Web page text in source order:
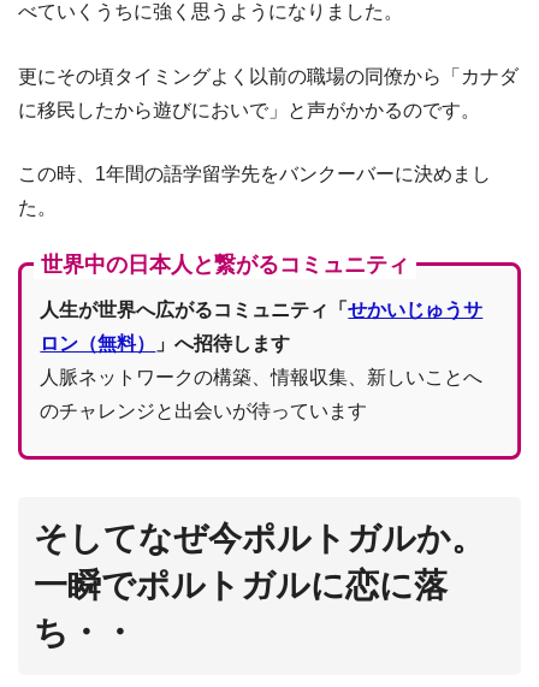
べていくうちに強く思うようになりました。
更にその頃タイミングよく以前の職場の同僚から「カナダ
に移民したから遊びにおいで」と声がかかるのです。
この時、1年間の語学留学先をバンクーバーに決めまし
た。
世界中の日本人と繋がるコミュニティ
人生が世界へ広がるコミュニティ「せかいじゅうサ
ロン（無料）
」へ招待します
人脈ネットワークの構築、情報収集、新しいことへ
のチャレンジと出会いが待っています
そしてなぜ今ポルトガルか。
一瞬でポルトガルに恋に落
ち・・